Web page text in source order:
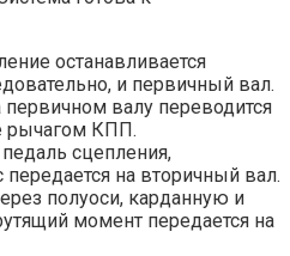
останавливается
и первичный вал.
валу переводится
рычагом КПП.
сцепления,
на вторичный вал.
полуоси, карданную и
момент передается на